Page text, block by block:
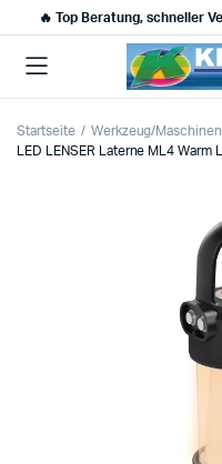
🔥 Top Beratung, schneller
Startseite Werkzeug/Maschinen
LED LENSER Laterne ML4 Warm